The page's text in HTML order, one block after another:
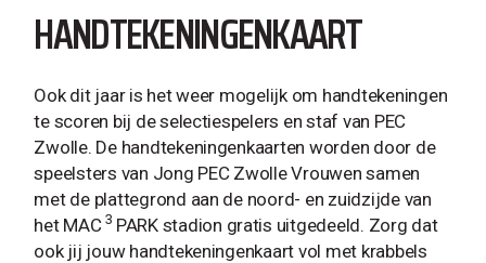
HANDTEKENINGENKAART
Ook dit jaar is het weer mogelijk om handtekeningen
te scoren bij de selectiespelers en staf van PEC
Zwolle. De handtekeningenkaarten worden door de
speelsters van Jong PEC Zwolle Vrouwen samen
met de plattegrond aan de noord- en zuidzijde van
het MAC3 PARK stadion gratis uitgedeeld. Zorg dat
ook jij jouw handtekeningenkaart vol met krabbels